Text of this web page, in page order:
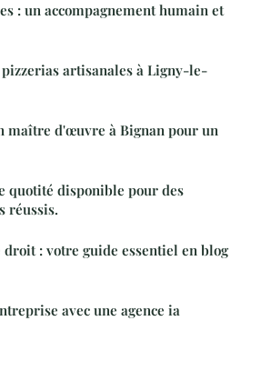
: un accompagnement humain et
artisanales à Ligny-le-
maître d'œuvre à Bignan pour un
quotité disponible pour des
réussis.
: votre guide essentiel en blog
avec une agence ia